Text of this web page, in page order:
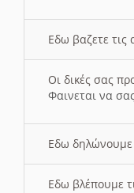
Εδω βαζετε τις
Οι δικές σας
Φαινεται να
Εδω
Εδω βλέπουμε